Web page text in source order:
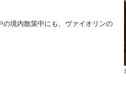
境内散策中にも、ヴァイオリンの